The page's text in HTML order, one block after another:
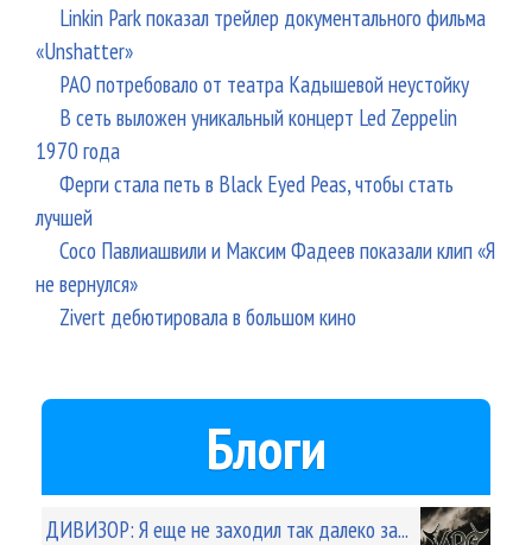
Linkin Park показал трейлер документального фильма
«Unshatter»
РАО потребовало от театра Кадышевой неустойку
В сеть выложен уникальный концерт Led Zeppelin
1970 года
Ферги стала петь в Black Eyed Peas, чтобы стать
лучшей
Сосо Павлиашвили и Максим Фадеев показали клип «Я
не вернулся»
Zivert дебютировала в большом кино
Блоги
ДИВИЗОР: Я еще не заходил так далеко за...